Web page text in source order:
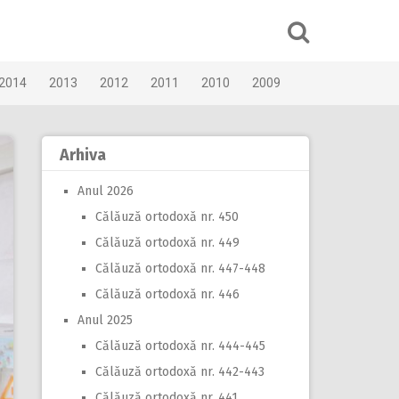
2013 2012 2011 2010 2009
Arhiva
Anul 2026
Călăuză ortodoxă nr. 450
Călăuză ortodoxă nr. 449
Călăuză ortodoxă nr. 447-448
Călăuză ortodoxă nr. 446
Anul 2025
Călăuză ortodoxă nr. 444-445
Călăuză ortodoxă nr. 442-443